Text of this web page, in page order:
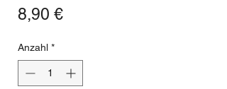
8,90 €Preis
Anzahl *